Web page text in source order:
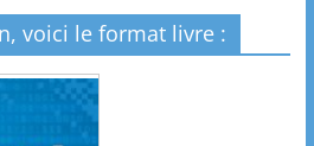
voici le format livre :